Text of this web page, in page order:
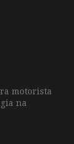
motorista
na